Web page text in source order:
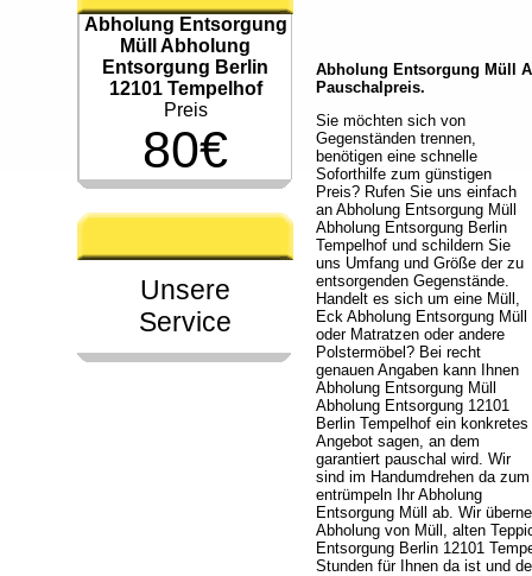
Abholung Entsorgung
Müll Abholung
Entsorgung Berlin
12101 Tempelhof
Preis
80€
Unsere
Service
Abholung Entsorgung Müll
Pauschalpreis.
Sie möchten sich von
Gegenständen trennen,
benötigen eine schnelle
Soforthilfe zum günstigen
Preis? Rufen Sie uns einfach
an Abholung Entsorgung Müll
Abholung Entsorgung Berlin
Tempelhof und schildern Sie
uns Umfang und Größe der zu
entsorgenden Gegenstände.
Handelt es sich um eine Müll,
Eck Abholung Entsorgung Müll
oder Matratzen oder andere
Polstermöbel? Bei recht
genauen Angaben kann Ihnen
Abholung Entsorgung Müll
Abholung Entsorgung 12101
Berlin Tempelhof ein konkretes
Angebot sagen, an dem
garantiert pauschal wird. Wir
sind im Handumdrehen da zum
entrümpeln Ihr Abholung
Entsorgung Müll ab. Wir
Abholung von Müll, alten
Entsorgung Berlin 12101
Stunden für Ihnen da ist und